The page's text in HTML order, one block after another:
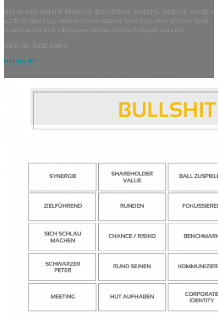
Hol dir dein Bullshit Bingo für das nächste Meeting. Dadurch werden
auch langweilige, zeitverschwendende Meetings zum großen Spaß.
Downloaden und mit/gegen deinen/deine Kollegen spielen!
Habt viel Spaß damit!
Hol ihn dir!